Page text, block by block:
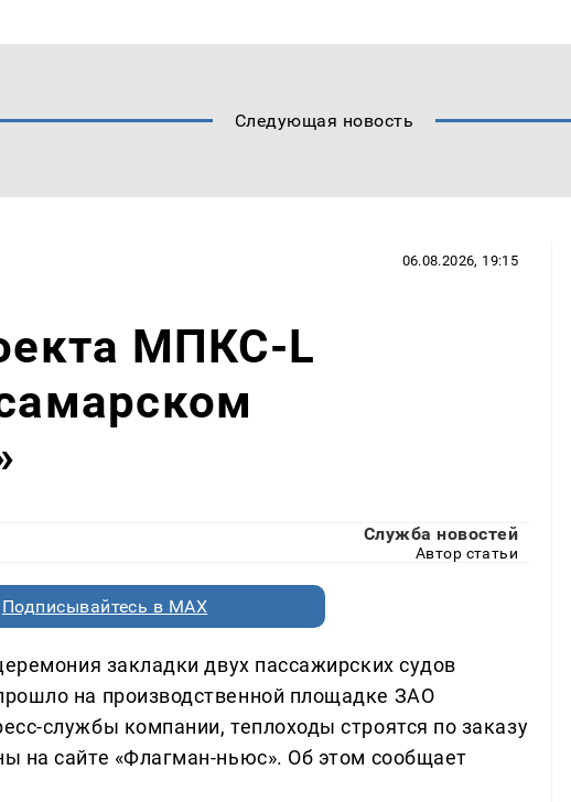
Следующая новость
06.08.2026, 19:15
МПКС-L
Служба новостей
Автор статьи
Подписывайтесь в MAX
закладки двух пассажирских судов
на производственной площадке ЗАО
службы компании, теплоходы строятся по заказу
на сайте «Флагман-ньюс». Об этом сообщает